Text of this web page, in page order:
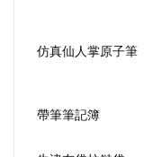
仿真仙人掌原子筆
帶筆筆記簿